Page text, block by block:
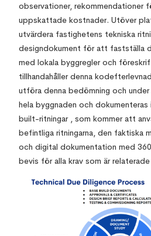
observationer, rekommendationer
uppskattade kostnader. Utöver
utvärdera fastighetens tekniska
designdokument för att fastställa
med lokala byggregler och
tillhandahåller denna
utföra denna bedömning och
hela byggnaden och
built-ritningar , som kommer att
befintliga ritningarna, den faktiska
och digital dokumentation med
bevis för alla krav som är